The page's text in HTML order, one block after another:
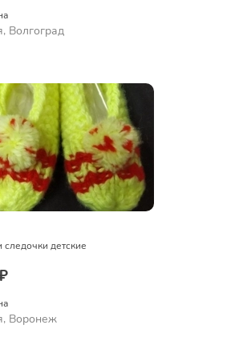
Волгоград
следочки детские
Воронеж